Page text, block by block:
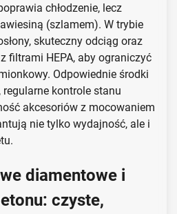
chłodzenie, lecz
(szlamem). W trybie
skuteczny odciąg oraz
filtrami HEPA, aby ograniczyć
Odpowiednie środki
kontrole stanu
akcesoriów z mocowaniem
nie tylko wydajność, ale i
diamentowe i
czyste,